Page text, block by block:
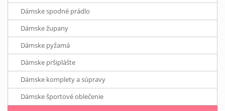
Dámske spodné prádlo
Dámske župany
Dámske pyžamá
Dámske pršiplášte
Dámske komplety a súpravy
Dámske športové oblečenie